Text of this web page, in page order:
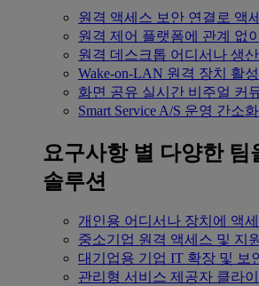
원격 액세스 보안 연결로 액
원격 제어 플랫폼에 관계 없
원격 데스크톱 어디서나 생
Wake-on-LAN 원격 장치 활성
화면 공유 실시간 비주얼 커
Smart Service A/S 운영 간소화
요구사항 별 다양한 팀
솔루션
개인용 어디서나 장치에 액
중소기업 원격 액세스 및 지
대기업용 기업 IT 확장 및 보
관리형 서비스 제공자 클라